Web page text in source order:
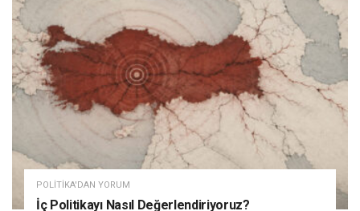
POLITIKA'DAN YORUM
İç Politikayı Nasıl Değerlendiriyoruz?